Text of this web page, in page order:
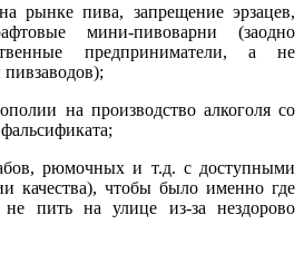
рынке пива, запрещение эрзацев,
мини-пивоварни (заодно
предприниматели, а не
на производство алкоголя со
рюмочных и т.д. с доступными
качества), чтобы было именно где
не пить на улице из-за нездорово